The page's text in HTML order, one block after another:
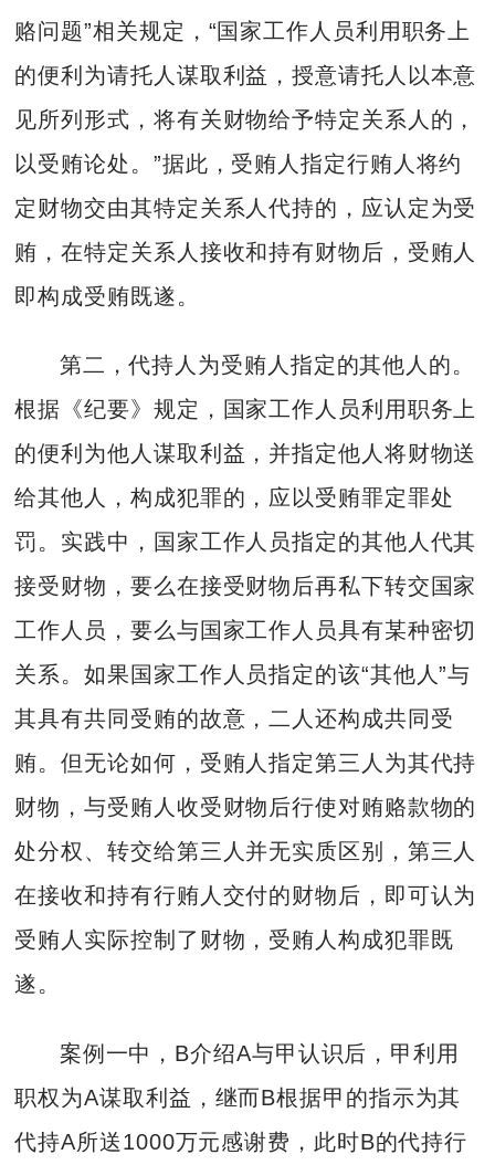
赂问题”相关规定，“国家工作人员利用职务上
的便利为请托人谋取利益，授意请托人以本意
见所列形式，将有关财物给予特定关系人的，
以受贿论处。”据此，受贿人指定行贿人将约
定财物交由其特定关系人代持的，应认定为受
贿，在特定关系人接收和持有财物后，受贿人
即构成受贿既遂。
第二，代持人为受贿人指定的其他人的。
根据《纪要》规定，国家工作人员利用职务上
的便利为他人谋取利益，并指定他人将财物送
给其他人，构成犯罪的，应以受贿罪定罪处
罚。实践中，国家工作人员指定的其他人代其
接受财物，要么在接受财物后再私下转交国家
工作人员，要么与国家工作人员具有某种密切
关系。如果国家工作人员指定的该“其他人”与
其具有共同受贿的故意，二人还构成共同受
贿。但无论如何，受贿人指定第三人为其代持
财物，与受贿人收受财物后行使对贿赂款物的
处分权、转交给第三人并无实质区别，第三人
在接收和持有行贿人交付的财物后，即可认为
受贿人实际控制了财物，受贿人构成犯罪既
遂。
案例一中，B介绍A与甲认识后，甲利用
职权为A谋取利益，继而B根据甲的指示为其
代持A所送1000万元感谢费，此时B的代持行